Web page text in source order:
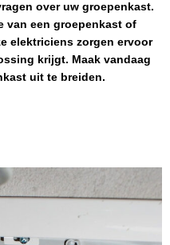
over uw groepenkast.
van een groepenkast of
elektriciens zorgen ervoor
krijgt. Maak vandaag
uit te breiden.